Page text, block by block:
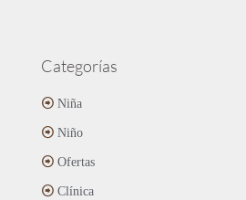
Categorías
Niña
Niño
Ofertas
Clínica